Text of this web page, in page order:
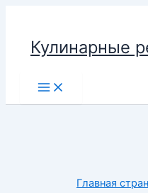
содержимому
Кулинарные
Main
Menu
Главная